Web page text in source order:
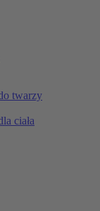
twarzy
ciała